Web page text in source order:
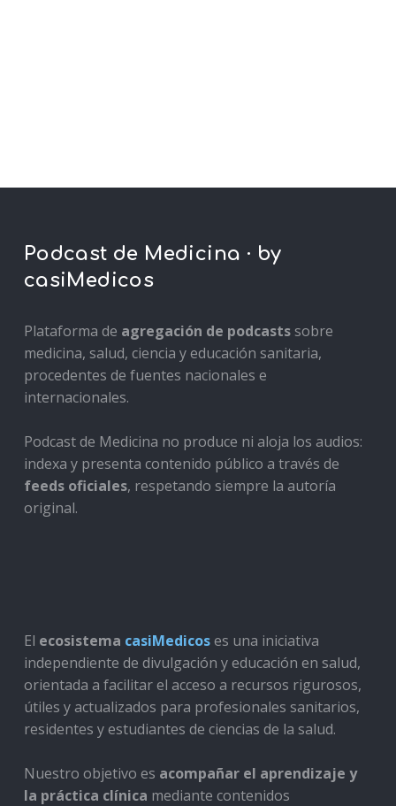
Podcast de Medicina · by
casiMedicos
Plataforma de agregación de podcastssobre
medicina, salud, ciencia y educación sanitaria,
procedentes de fuentes nacionales e
internacionales.
Podcast de Medicina no produce ni aloja los audios:
indexa y presenta contenido público a través de
feeds oficiales, respetando siempre la autoría
original.
El ecosistema casiMedicoses una iniciativa
independiente de divulgación y educación en salud,
orientada a facilitar el acceso a recursos rigurosos,
útiles y actualizados para profesionales sanitarios,
residentes y estudiantes de ciencias de la salud.
Nuestro objetivo es acompañar el aprendizaje y
la práctica clínica mediante contenidos